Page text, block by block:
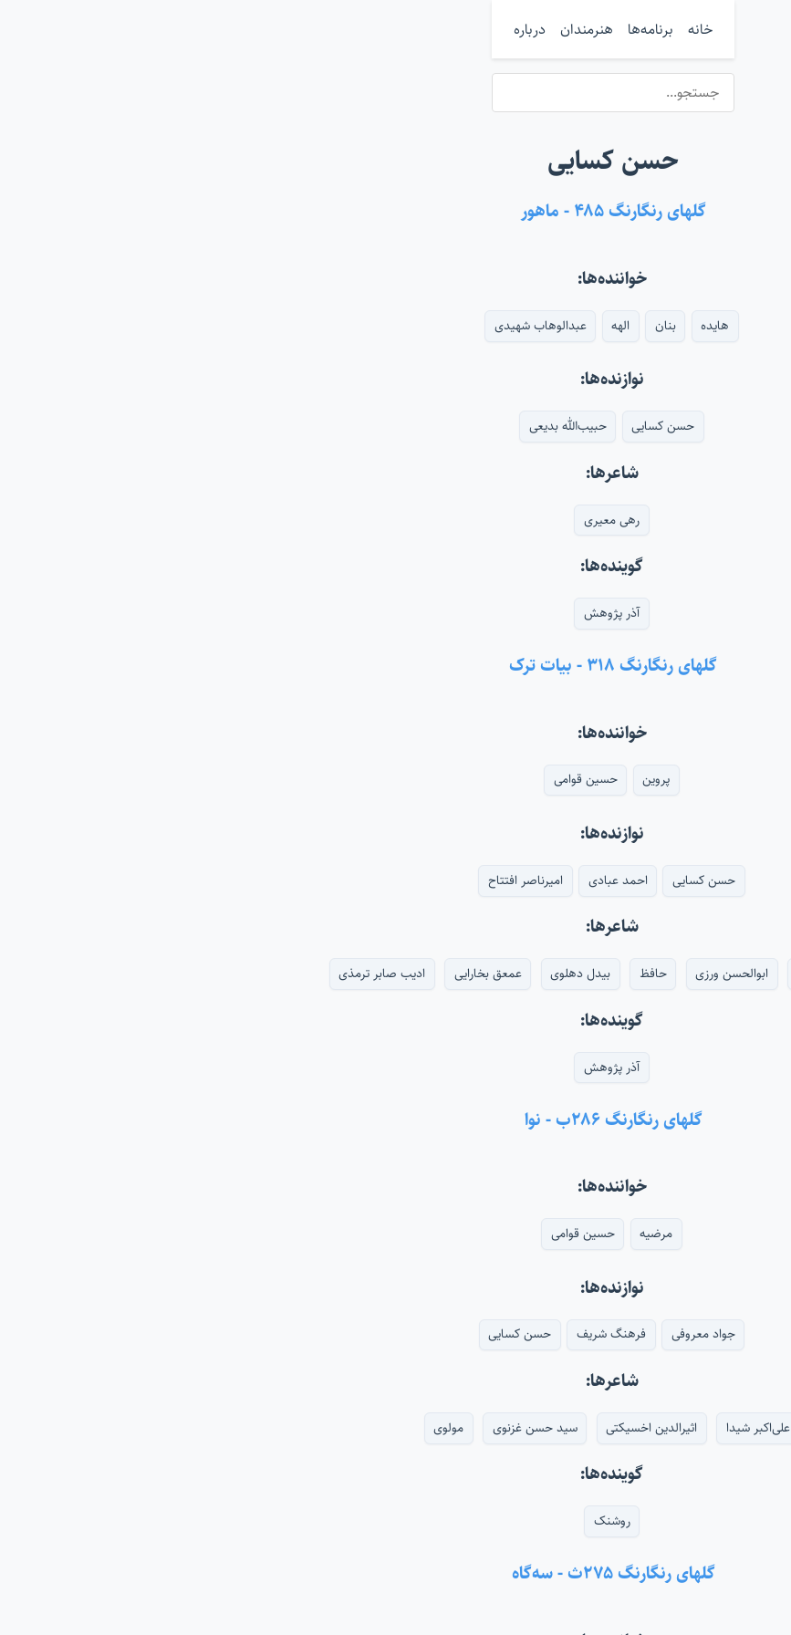
خانه برنامه‌ها هنرمندان درباره
حسن کسایی
گلهای رنگارنگ ۴۸۵ - ماهور
خواننده‌ها:
هایده بنان الهه عبدالوهاب شهیدی
نوازنده‌ها:
حسن کسایی حبیب‌الله بدیعی
شاعرها:
رهی معیری
گوینده‌ها:
آذر پژوهش
گلهای رنگارنگ ۳۱۸ - بیات ترک
خواننده‌ها:
پروین حسین قوامی
نوازنده‌ها:
حسن کسایی احمد عبادی امیرناصر افتتاح
شاعرها:
ابوالحسن ورزی حافظ بیدل دهلوی عمعق بخارایی ادیب صابر ترمذی
گوینده‌ها:
آذر پژوهش
گلهای رنگارنگ ۲۸۶ب - نوا
خواننده‌ها:
مرضیه حسین قوامی
نوازنده‌ها:
جواد معروفی فرهنگ شریف حسن کسایی
شاعرها:
علی‌اکبر شیدا اثیرالدین اخسیکتی سید حسن غزنوی مولوی
گوینده‌ها:
روشنک
گلهای رنگارنگ ۲۷۵ث - سه‌گاه